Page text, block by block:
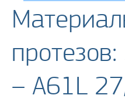
– A61L